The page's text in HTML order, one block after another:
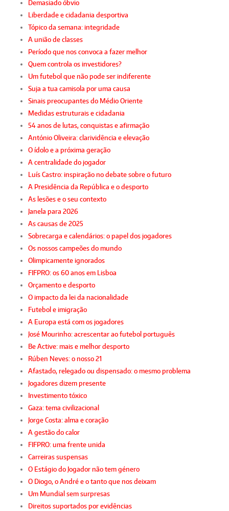
Demasiado óbvio
Liberdade e cidadania desportiva
Tópico da semana: integridade
A união de classes
Período que nos convoca a fazer melhor
Quem controla os investidores?
Um futebol que não pode ser indiferente
Suja a tua camisola por uma causa
Sinais preocupantes do Médio Oriente
Medidas estruturais e cidadania
54 anos de lutas, conquistas e afirmação
António Oliveira: clarividência e elevação
O ídolo e a próxima geração
A centralidade do jogador
Luís Castro: inspiração no debate sobre o futuro
A Presidência da República e o desporto
As lesões e o seu contexto
Janela para 2026
As causas de 2025
Sobrecarga e calendários: o papel dos jogadores
Os nossos campeões do mundo
Olimpicamente ignorados
FIFPRO: os 60 anos em Lisboa
Orçamento e desporto
O impacto da lei da nacionalidade
Futebol e imigração
A Europa está com os jogadores
José Mourinho: acrescentar ao futebol português
Be Active: mais e melhor desporto
Rúben Neves: o nosso 21
Afastado, relegado ou dispensado: o mesmo problema
Jogadores dizem presente
Investimento tóxico
Gaza: tema civilizacional
Jorge Costa: alma e coração
A gestão do calor
FIFPRO: uma frente unida
Carreiras suspensas
O Estágio do Jogador não tem género
O Diogo, o André e o tanto que nos deixam
Um Mundial sem surpresas
Direitos suportados por evidências